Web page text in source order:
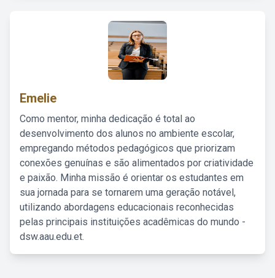
Emelie
Como mentor, minha dedicação é total ao
desenvolvimento dos alunos no ambiente escolar,
empregando métodos pedagógicos que priorizam
conexões genuínas e são alimentados por criatividade
e paixão. Minha missão é orientar os estudantes em
sua jornada para se tornarem uma geração notável,
utilizando abordagens educacionais reconhecidas
pelas principais instituições acadêmicas do mundo -
dsw.aau.edu.et.